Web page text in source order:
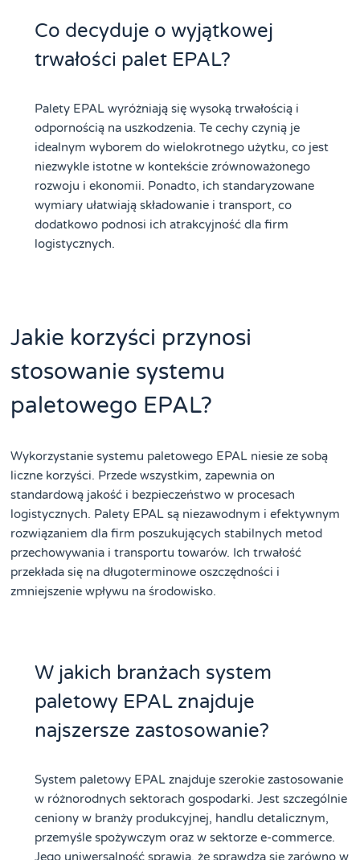
Co decyduje o wyjątkowej
trwałości palet EPAL?
Palety EPAL wyróżniają się wysoką trwałością i
odpornością na uszkodzenia. Te cechy czynią je
idealnym wyborem do wielokrotnego użytku, co jest
niezwykle istotne w kontekście zrównoważonego
rozwoju i ekonomii. Ponadto, ich standaryzowane
wymiary ułatwiają składowanie i transport, co
dodatkowo podnosi ich atrakcyjność dla firm
logistycznych.
Jakie korzyści przynosi
stosowanie systemu
paletowego EPAL?
Wykorzystanie systemu paletowego EPAL niesie ze sobą
liczne korzyści. Przede wszystkim, zapewnia on
standardową jakość i bezpieczeństwo w procesach
logistycznych. Palety EPAL są niezawodnym i efektywnym
rozwiązaniem dla firm poszukujących stabilnych metod
przechowywania i transportu towarów. Ich trwałość
przekłada się na długoterminowe oszczędności i
zmniejszenie wpływu na środowisko.
W jakich branżach system
paletowy EPAL znajduje
najszersze zastosowanie?
System paletowy EPAL znajduje szerokie zastosowanie
w różnorodnych sektorach gospodarki. Jest szczególnie
ceniony w branży produkcyjnej, handlu detalicznym,
przemyśle spożywczym oraz w sektorze e-commerce.
Jego uniwersalność sprawia, że sprawdza się zarówno w